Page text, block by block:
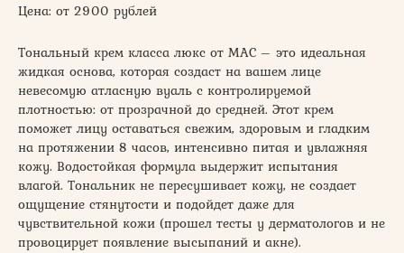
Цена: от 2900 рублей
Тональный крем класса люкс от MAC – это идеальная
жидкая основа, которая создаст на вашем лице
невесомую атласную вуаль с контролируемой
плотностью: от прозрачной до средней. Этот крем
поможет лицу оставаться свежим, здоровым и гладким
на протяжении 8 часов, интенсивно питая и увлажняя
кожу. Водостойкая формула выдержит испытания
влагой. Тональник не пересушивает кожу, не создает
ощущение стянутости и подойдет даже для
чувствительной кожи (прошел тесты у дерматологов и не
провоцирует появление высыпаний и акне).